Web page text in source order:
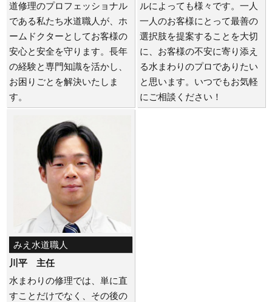
道修理のプロフェッショナル
である私たち水道職人が、ホ
ームドクターとしてお客様の
安心と安全を守ります。長年
の経験と専門知識を活かし、
お困りごとを解決いたしま
す。
ルによっても様々です。一人
一人のお客様にとって最善の
選択肢を提案することを大切
に、お客様の不安に寄り添え
る水まわりのプロでありたい
と思います。いつでもお気軽
にご相談ください！
みえ水道職人
川平 主任
水まわりの修理では、単に直
すことだけでなく、その後の